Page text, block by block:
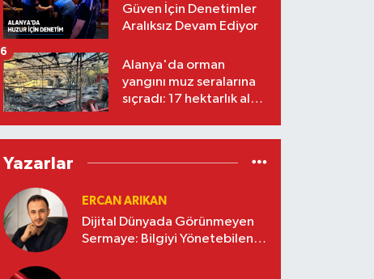
Güven İçin Denetimler
Aralıksız Devam Ediyor
Alanya'da orman
yangını muz seralarına
sıçradı: 17 hektarlık alan
6
Yazarlar
ERCAN ARIKAN
Dijital Dünyada Görünmeyen
Sermaye: Bilgiyi Yönetebilen